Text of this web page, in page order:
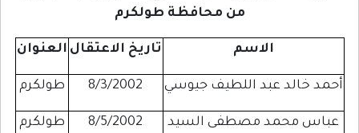
من محافظة طولكرم
الاسم تاريخ الاعتقال العنوان
أحمد خالد عبد اللطيف جيوسي 8/3/2002 طولكرم
عباس محمد مصطفى السيد 8/5/2002 طولكرم